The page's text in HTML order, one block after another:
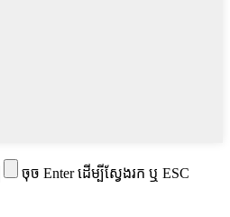
ចុច Enter ដើម្បីស្វែងរក ឬ ESC